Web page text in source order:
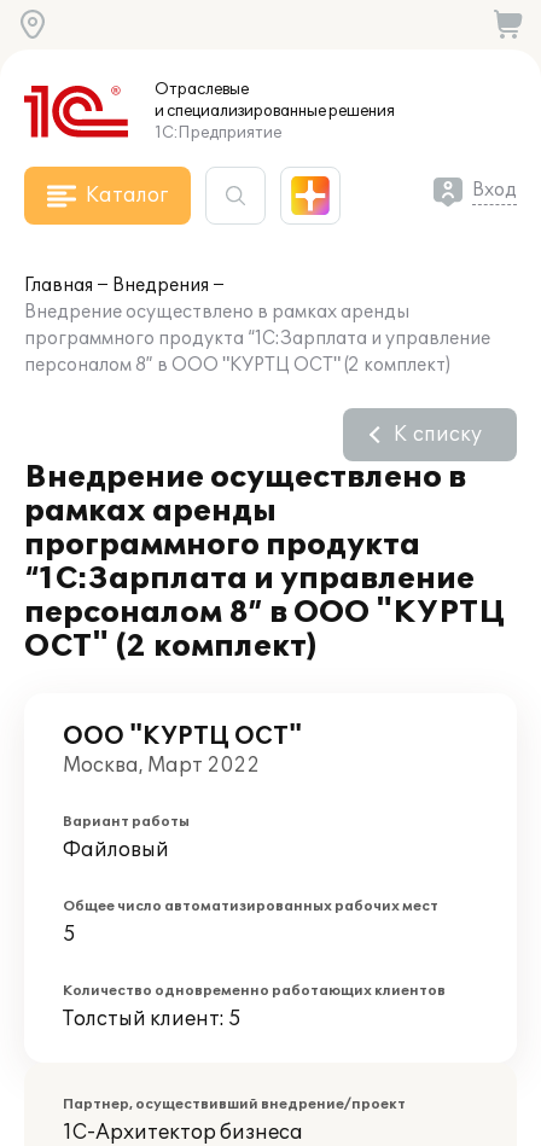
Отраслевые
и специализированныерешения
1С:Предприятие
Каталог Вход
Главная
Внедрения
Внедрение осуществлено в рамках аренды
программного продукта “1С:Зарплата и управление
персоналом 8” в ООО "КУРТЦ ОСТ" (2 комплект)
Внедрение осуществлено в
рамках аренды
программного продукта
“1С:Зарплата и управление
персоналом 8” в ООО "КУРТЦ
ОСТ" (2 комплект)
К списку
ООО "КУРТЦ ОСТ"
Москва, Март 2022
Вариант работы
Файловый
Общее число автоматизированных рабочих мест
5
Количество одновременно работающих клиентов
Толстый клиент: 5
Партнер, осуществивший внедрение/проект
1С-Архитектор бизнеса